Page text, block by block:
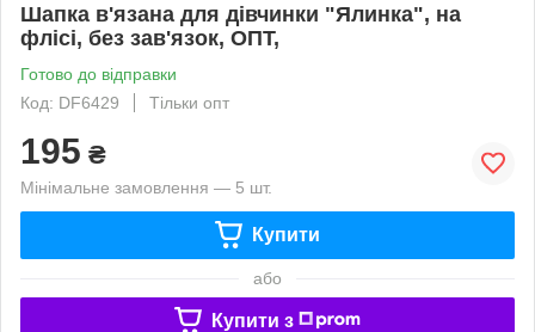
Шапка в'язана для дівчинки "Ялинка", на
флісі, без зав'язок, ОПТ,
Готово до відправки
Код: DF6429
Тільки опт
195 ₴
Мінімальне замовлення — 5 шт.
Купити
або
Купити з